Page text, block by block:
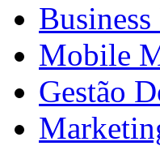
Mobile
Gestão